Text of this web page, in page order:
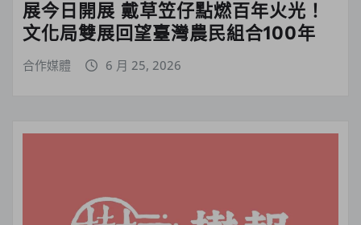
展今日開展 戴草笠仔點燃百年火光！
文化局雙展回望臺灣農民組合100年
合作媒體 6 月 25, 2026